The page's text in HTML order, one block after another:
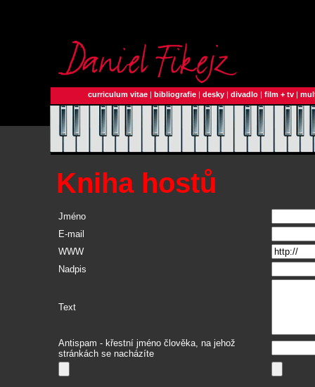
curriculum vitae | bibliografie | desky | divadlo | film + tv |
Kniha hostů
Jméno
E-mail
WWW
Nadpis
Text
Antispam - křestní jméno člověka, na jehož
stránkách se nacházíte